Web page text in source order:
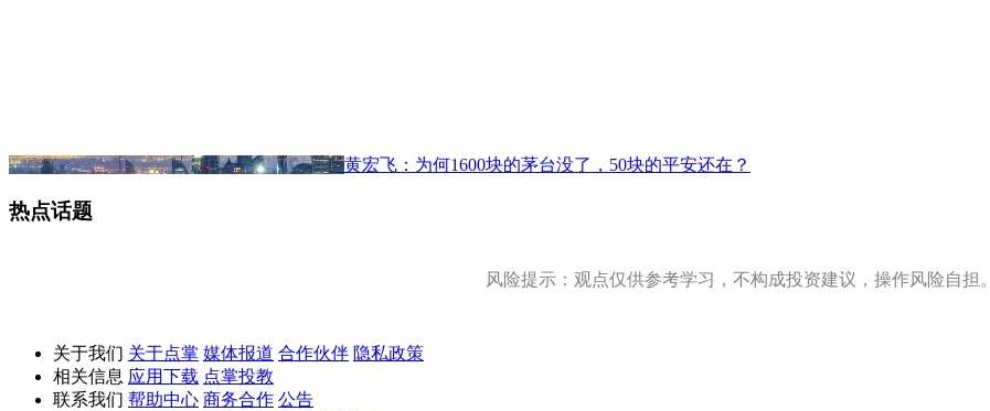
黄宏飞：为何1600块的茅台没了，50块的平安还在？
热点话题
风险提示：观点仅供参考学习，不构成投资建议，操作风险自担。
关于我们 关于点掌 媒体报道 合作伙伴 隐私政策
相关信息 应用下载 点掌投教
联系我们 帮助中心 商务合作 公告